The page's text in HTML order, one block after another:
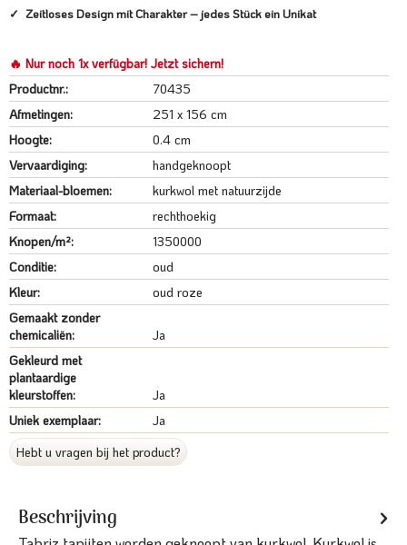
Zeitloses Design mit Charakter – jedes Stück ein Unikat
🔥 Nur noch 1x verfügbar! Jetzt sichern!
Productnr.:
70435
Afmetingen:
251 x 156 cm
Hoogte:
0.4 cm
Vervaardiging:
handgeknoopt
Materiaal-bloemen:
kurkwol met natuurzijde
Formaat:
rechthoekig
Knopen/m²:
1350000
Conditie:
oud
Kleur:
oud roze
Gemaakt zonder
chemicaliën:
Ja
Gekleurd met
plantaardige
kleurstoffen:
Ja
Uniek exemplaar:
Ja
Hebt u vragen bij het product?
Beschrijving